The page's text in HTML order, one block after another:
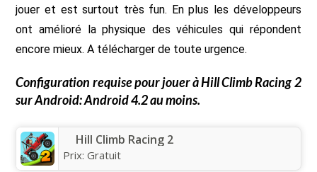
jouer et est surtout très fun. En plus les développeurs
ont amélioré la physique des véhicules qui répondent
encore mieux. A télécharger de toute urgence.
Configuration requise pour jouer àHill Climb Racing 2
sur Android: Android 4.2 au moins.
Hill Climb Racing 2
Prix:Gratuit